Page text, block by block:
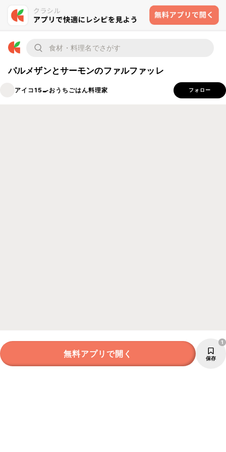
パルメザンとサーモンのファルファッレ
アイコ15🍳おうちごはん料理家 フォロー
無料アプリで開く 保存
1